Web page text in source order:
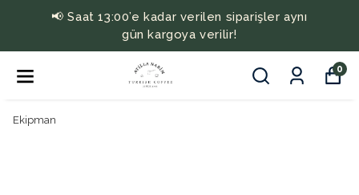
📢 Saat 13:00’e kadar verilen siparişler aynı
gün kargoya verilir!
0
Ekipman